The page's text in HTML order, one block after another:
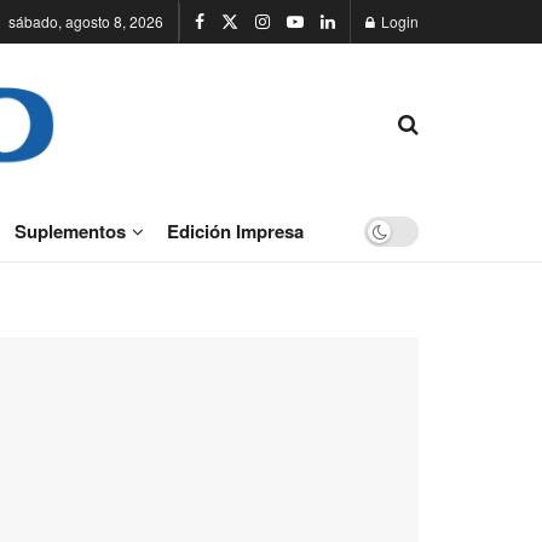
sábado, agosto 8, 2026 Login
Suplementos Edición Impresa